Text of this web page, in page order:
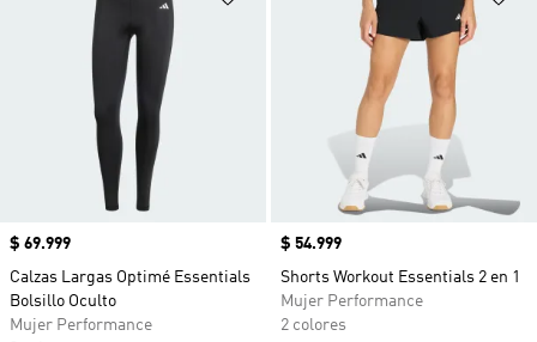
Precio
$ 69.999
Calzas Largas Optimé Essentials
Bolsillo Oculto
Mujer Performance
Precio
$ 54.999
Shorts Workout Essentials 2 en 1
Mujer Performance
2 colores